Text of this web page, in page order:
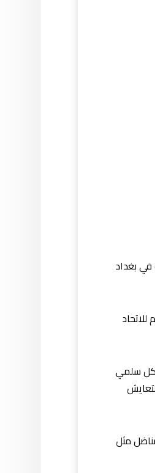
بغداد
الأمين العام للاتحاد
سلمي
مثل